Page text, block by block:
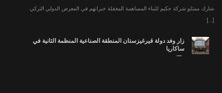
كما أجرى وفد الدولة من قيرغيزستان ، بدعوة من منظمة ساكاريا الثانية [...]
24 فبراير 2020
حكيم يابي A.Ş. ، التي كانت رائدة في هذا القطاع [...]